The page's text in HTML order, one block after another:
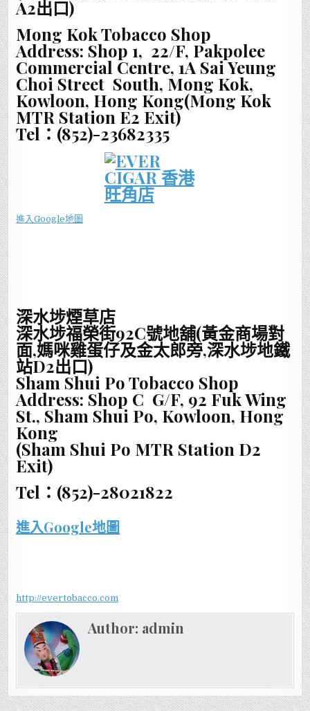
A2出口)
Mong Kok Tobacco Shop
Address: Shop 1, 22/F, Pakpolee
Commercial Centre, 1A Sai Yeung
Choi Street South, Mong Kok,
Kowloon, Hong Kong(Mong Kok
MTR Station E2 Exit)
Tel：(852)-23682335
進入Google地圖
深水埗煙草店
深水埗福榮街92C號地舖(黃金商場對
面,媽咪雞蛋仔及金太郎旁,深水埗地鐵
站D2出口)
Sham Shui Po Tobacco Shop
Address: Shop C G/F, 92 Fuk Wing
St., Sham Shui Po, Kowloon, Hong
Kong
(Sham Shui Po MTR Station D2
Exit)
Tel：(852)-28021822
進入Google地圖
http://evertobacco.com
Author: admin